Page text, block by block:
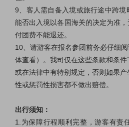
9、客人需自备入境或旅行途中跨境
能否出入境以各国海关的决定为准
付团费不能退还。
10、请游客在报名参团前务必仔细
体查看）。我司仅在这些条款和条
或在法律中有特别规定，否则如果
性或惩罚性损害都不做出赔偿。
出行须知：
1.为保障行程顺利完整，游客有责